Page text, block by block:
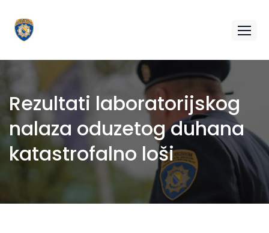
Rezultati laboratorijskog
nalaza oduzetog duhana
katastrofalno loši